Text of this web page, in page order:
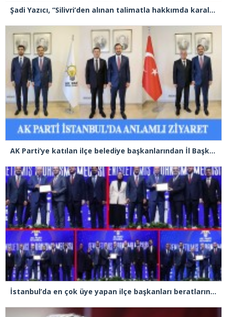
Şadi Yazıcı, “Silivri’den alınan talimatla hakkımda karalama kampanyası yürütülüyor”
AK Parti’ye katılan ilçe belediye başkanlarından İl Başkanı Özdemir’e ziyaret
İstanbul’da en çok üye yapan ilçe başkanları beratlarını Cumhurbaşkanı Erdoğan’ın elinden aldı